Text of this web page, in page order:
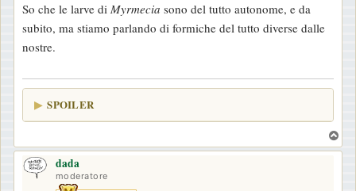
So che le larve di Myrmecia sono del tutto autonome, e da
subito, ma stiamo parlando di formiche del tutto diverse dalle
nostre.
SPOILER
o
dada
moderatore